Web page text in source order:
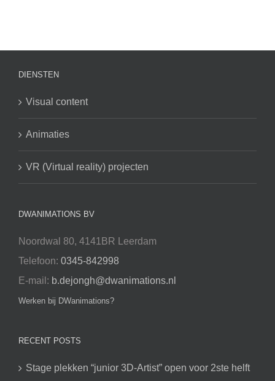
DIENSTEN
Visual content
Animaties
VR (Virtual reality) projecten
DWANIMATIONS BV
Noordwal 80, 4141BR Leerdam
Telefoon: 0345-842998
E-mail: b.dejongh@dwanimations.nl
Werken bij DWanimations?
RECENT POSTS
Stage plekken “junior 3D-Artist” open voor 2ste helft